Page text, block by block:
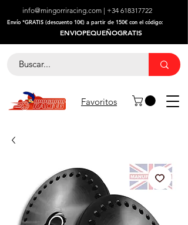
info@mingorriracing.com | +34 618317722
​Envío *GRATIS (descuento 10€) a partir de 150€ con el código:
ENVIOPEQUEÑOGRATIS
Favoritos